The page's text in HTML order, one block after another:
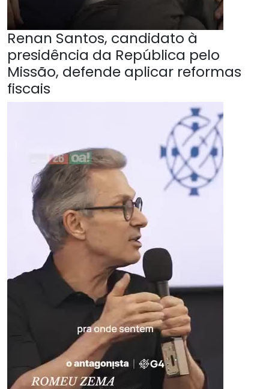
Renan Santos, candidato à
presidência da República pelo
Missão, defende aplicar reformas
fiscais